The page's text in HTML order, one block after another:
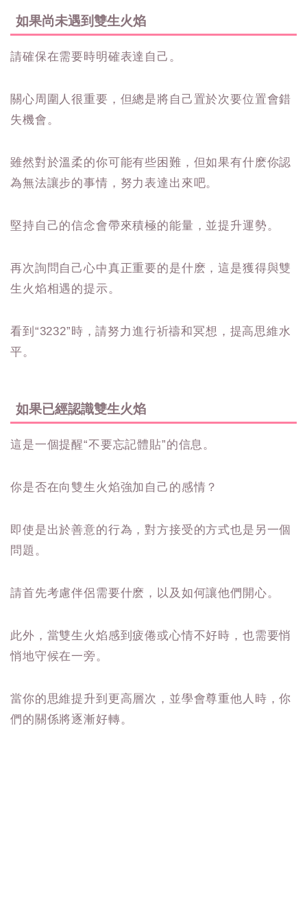
如果尚未遇到雙生火焰
請確保在需要時明確表達自己。
關心周圍人很重要，但總是將自己置於次要位置會錯
失機會。
雖然對於溫柔的你可能有些困難，但如果有什麽你認
為無法讓步的事情，努力表達出來吧。
堅持自己的信念會帶來積極的能量，並提升運勢。
再次詢問自己心中真正重要的是什麽，這是獲得與雙
生火焰相遇的提示。
看到“3232”時，請努力進行祈禱和冥想，提高思維水
平。
如果已經認識雙生火焰
這是一個提醒“不要忘記體貼”的信息。
你是否在向雙生火焰強加自己的感情？
即使是出於善意的行為，對方接受的方式也是另一個
問題。
請首先考慮伴侶需要什麽，以及如何讓他們開心。
此外，當雙生火焰感到疲倦或心情不好時，也需要悄
悄地守候在一旁。
當你的思維提升到更高層次，並學會尊重他人時，你
們的關係將逐漸好轉。